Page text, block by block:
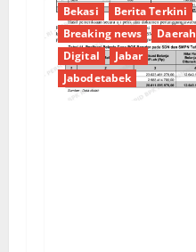
Bekasi
Berita Terkini
Breaking news
Daerah
Digital
Jabar
Jabodetabek